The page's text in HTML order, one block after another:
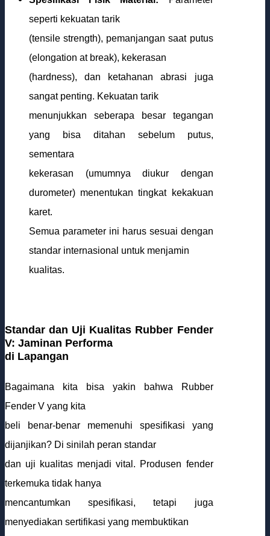
seperti kekuatan tarik
(tensile strength), pemanjangan saat putus
(elongation at break), kekerasan
(hardness), dan ketahanan abrasi juga
sangat penting. Kekuatan tarik
menunjukkan seberapa besar tegangan
yang bisa ditahan sebelum putus,
sementara
kekerasan (umumnya diukur dengan
durometer) menentukan tingkat kekakuan
karet.
Semua parameter ini harus sesuai dengan
standar internasional untuk menjamin
kualitas.
Standar dan Uji Kualitas Rubber Fender
V: Jaminan Performa
di Lapangan
Bagaimana kita bisa yakin bahwa Rubber
Fender V yang kita
beli benar-benar memenuhi spesifikasi yang
dijanjikan? Di sinilah peran standar
dan uji kualitas menjadi vital. Produsen fender
terkemuka tidak hanya
mencantumkan spesifikasi, tetapi juga
menyediakan sertifikasi yang membuktikan